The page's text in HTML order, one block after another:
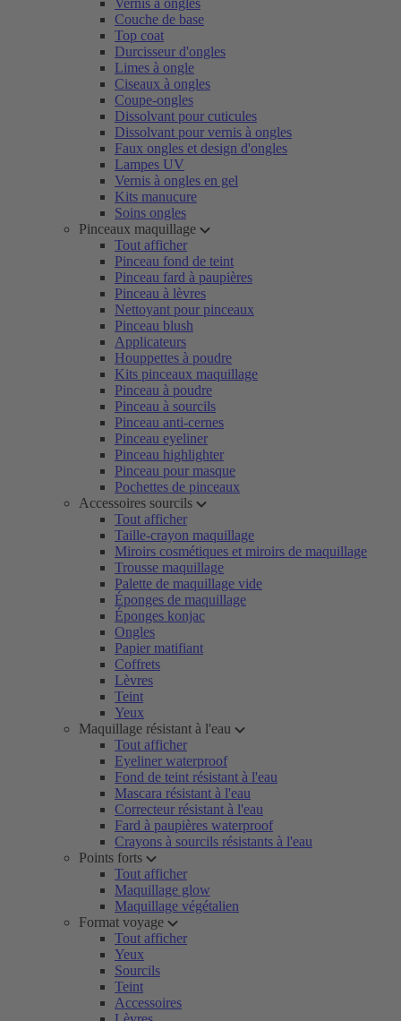
Vernis à ongles
Couche de base
Top coat
Durcisseur d'ongles
Limes à ongle
Ciseaux à ongles
Coupe-ongles
Dissolvant pour cuticules
Dissolvant pour vernis à ongles
Faux ongles et design d'ongles
Lampes UV
Vernis à ongles en gel
Kits manucure
Soins ongles
Pinceaux maquillage
Tout afficher
Pinceau fond de teint
Pinceau fard à paupières
Pinceau à lèvres
Nettoyant pour pinceaux
Pinceau blush
Applicateurs
Houppettes à poudre
Kits pinceaux maquillage
Pinceau à poudre
Pinceau à sourcils
Pinceau anti-cernes
Pinceau eyeliner
Pinceau highlighter
Pinceau pour masque
Pochettes de pinceaux
Accessoires sourcils
Tout afficher
Taille-crayon maquillage
Miroirs cosmétiques et miroirs de maquillage
Trousse maquillage
Palette de maquillage vide
Éponges de maquillage
Éponges konjac
Ongles
Papier matifiant
Coffrets
Lèvres
Teint
Yeux
Maquillage résistant à l'eau
Tout afficher
Eyeliner waterproof
Fond de teint résistant à l'eau
Mascara résistant à l'eau
Correcteur résistant à l'eau
Fard à paupières waterproof
Crayons à sourcils résistants à l'eau
Points forts
Tout afficher
Maquillage glow
Maquillage végétalien
Format voyage
Tout afficher
Yeux
Sourcils
Teint
Accessoires